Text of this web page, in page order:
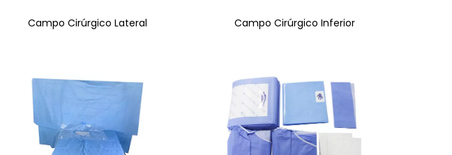
Campo Cirúrgico Lateral Campo Cirúrgico Inferior